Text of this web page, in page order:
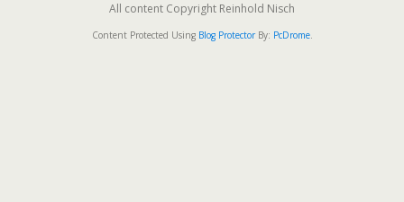
All content Copyright Reinhold Nisch
Content Protected Using Blog ProtectorBy: PcDrome.